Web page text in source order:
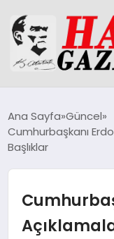
DÜNYA
Ana Sayfa Güncel
Cumhurbaşkanı
Başlıklar